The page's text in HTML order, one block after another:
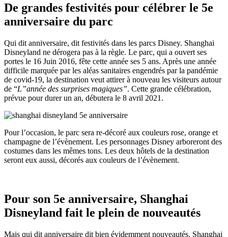
De grandes festivités pour célébrer le 5e
anniversaire du parc
Qui dit anniversaire, dit festivités dans les parcs Disney. Shanghai
Disneyland ne dérogera pas à la règle. Le parc, qui a ouvert ses
portes le 16 Juin 2016, fête cette année ses 5 ans. Après une année
difficile marquée par les aléas sanitaires engendrés par la pandémie
de covid-19, la destination veut attirer à nouveau les visiteurs autour
de “L”année des surprises magiques”. Cette grande célébration,
prévue pour durer un an, débutera le 8 avril 2021.
Pour l’occasion, le parc sera re-décoré aux couleurs rose, orange et
champagne de l’évènement. Les personnages Disney arboreront des
costumes dans les mêmes tons. Les deux hôtels de la destination
seront eux aussi, décorés aux couleurs de l’évènement.
Pour son 5e anniversaire, Shanghai
Disneyland fait le plein de nouveautés
Mais qui dit anniversaire dit bien évidemment nouveautés. Shanghai